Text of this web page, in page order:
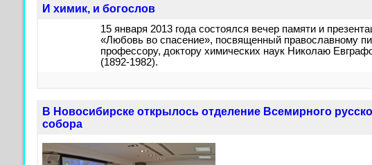
И химик, и богослов
15 января 2013 года состоялся вечер памяти и
«Любовь во спасение», посвященный православному
профессору, доктору химических наук Николаю
(1892-1982).
В Новосибирске открылось отделение Всемирного
собора